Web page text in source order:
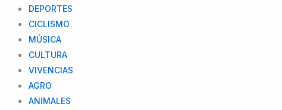
DEPORTES
CICLISMO
MÚSICA
CULTURA
VIVENCIAS
AGRO
ANIMALES